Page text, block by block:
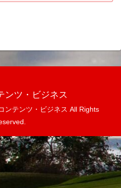
ンツ・ビジネス
ンテンツ・ビジネス All Rights